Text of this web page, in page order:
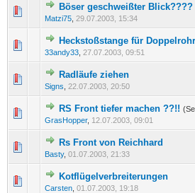
Böser geschweißter Blick????
Matzi75 29.07.2003, 15:34
0 Bewertung(en) - 0 von 5
12345
Heckstoßstange für
33andy33 27.07.2003, 09:51
0 Bewertung(en) - 0 von 5
12345
Radläufe ziehen
Signs 22.07.2003, 20:50
0 Bewertung(en) - 0 von 5
RS Front tiefer machen ??!!
GrasHopper, 12.07.2003, 09:01
0 Bewertung(en) - 0 von 5
123 4 5
Rs Front von Reichhard
Basty, 01.07.2003, 21:33
0 Bewertung(en) - 0 von 5
123
Kotflügelverbreiterungen
Carsten 01.07.2003, 19:18
0 Bewertung(en) - 0 von 5
1234